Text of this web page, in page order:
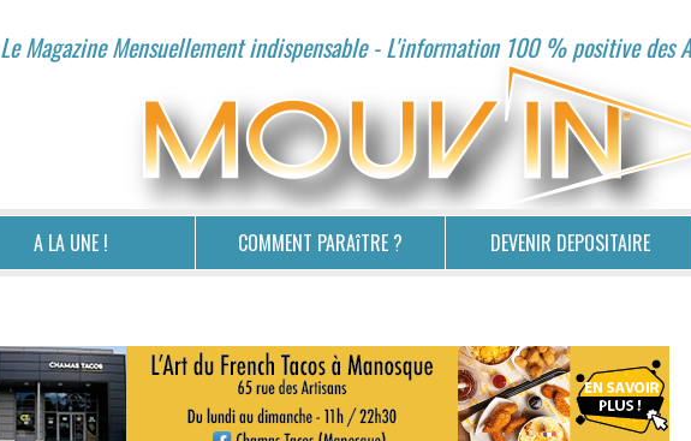
Le Magazine Mensuellement indispensable - L'information 100 % positive des
A LA UNE ! COMMENT PARAîTRE ? DEVENIR DEPOSITAIRE